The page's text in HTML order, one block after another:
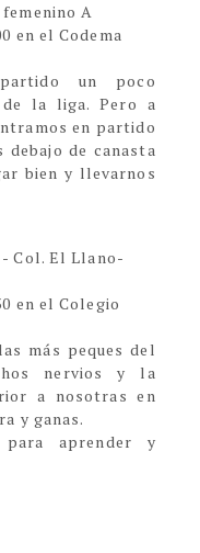
A
en el Codema
un poco
la liga. Pero a
en partido
de canasta
bien y llevarnos
Col. El Llano-
en el Colegio
más peques del
nervios y la
a nosotras en
y ganas.
aprender y